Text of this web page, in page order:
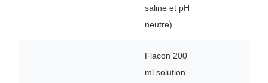
saline et pH
neutre)
Flacon 200
ml solution